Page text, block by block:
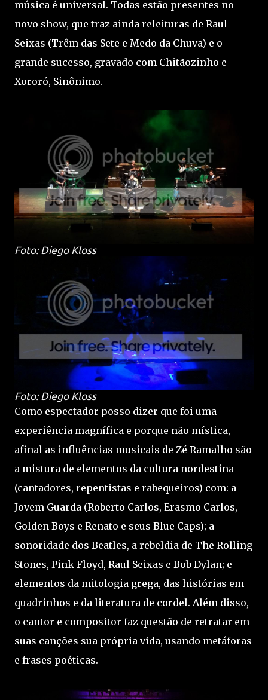
música é universal. Todas estão presentes no
novo show, que traz ainda releituras de Raul
Seixas (Trêm das Sete e Medo da Chuva) e o
grande sucesso, gravado com Chitãozinho e
Xororó, Sinônimo.
Foto: Diego Kloss
Foto: Diego Kloss
Como espectador posso dizer que foi uma
experiência magnífica e porque não mística,
afinal as influências musicais de Zé Ramalho são
a mistura de elementos da cultura nordestina
(cantadores, repentistas e rabequeiros) com: a
Jovem Guarda (Roberto Carlos, Erasmo Carlos,
Golden Boys e Renato e seus Blue Caps); a
sonoridade dos Beatles, a rebeldia de The Rolling
Stones, Pink Floyd, Raul Seixas e Bob Dylan; e
elementos da mitologia grega, das histórias em
quadrinhos e da literatura de cordel. Além disso,
o cantor e compositor faz questão de retratar em
suas canções sua própria vida, usando metáforas
e frases poéticas.